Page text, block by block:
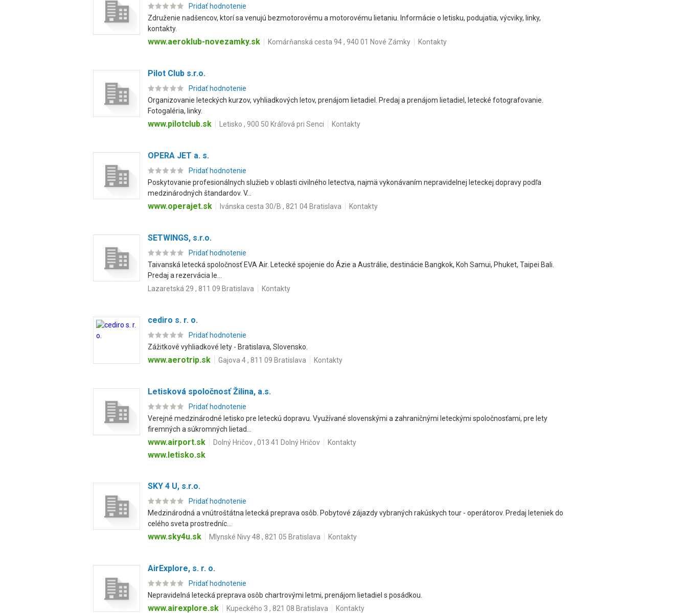
Pridať hodnotenie
Združenie nadšencov, ktorí sa venujú bezmotorovému a motorovému lietaniu. Informácie o letisku, podujatia, výcviky, linky,
kontakty.
www.aeroklub-novezamky.sk Komárňanská cesta 94 , 940 01 Nové Zámky Kontakty
Pilot Club s.r.o.
Pridať hodnotenie
Organizovanie leteckých kurzov, vyhliadkových letov, prenájom lietadiel. Predaj a prenájom lietadiel, letecké fotografovanie.
Fotogaléria, linky.
www.pilotclub.sk Letisko , 900 50 Kráľová pri Senci Kontakty
OPERA JET a. s.
Pridať hodnotenie
Poskytovanie profesionálnych služieb v oblasti civilného letectva, najmä vykonávaním nepravidelnej leteckej dopravy podľa
medzinárodných štandardov. V...
www.operajet.sk Ivánska cesta 30/B , 821 04 Bratislava Kontakty
SETWINGS, s.r.o.
Pridať hodnotenie
Taivanská letecká spoločnosť EVA Air. Letecké spojenie do Ázie a Austrálie, destinácie Bangkok, Koh Samui, Phuket, Taipei Bali.
Predaj a rezervácia le...
Lazaretská 29 , 811 09 Bratislava
Kontakty
cediro s. r. o.
Pridať hodnotenie
Zážitkové vyhliadkové lety - Bratislava, Slovensko.
www.aerotrip.sk Gajova 4 , 811 09 Bratislava Kontakty
Letisková spoločnosť Žilina, a.s.
Pridať hodnotenie
Verejné medzinárodné letisko pre leteckú dopravu. Využívané slovenskými a zahraničnými leteckými spoločnosťami, pre lety
firemných a súkromných lietad...
www.airport.sk Dolný Hričov , 013 41 Dolný Hričov Kontakty
www.letisko.sk
SKY 4 U, s.r.o.
Pridať hodnotenie
Medzinárodná a vnútroštátna letecká preprava osôb. Pobytové zájazdy vybraných rakúskych tour - operátorov. Predaj leteniek do
celého sveta prostredníc...
www.sky4u.sk Mlynské Nivy 48 , 821 05 Bratislava Kontakty
AirExplore, s. r. o.
Pridať hodnotenie
Nepravidelná letecká preprava osôb chartrovými letmi, prenájom lietadiel s posádkou.
www.airexplore.sk Kupeckého 3 , 821 08 Bratislava Kontakty